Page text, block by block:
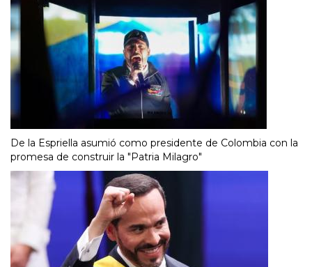
De la Espriella asumió como presidente de Colombia con la
promesa de construir la "Patria Milagro"